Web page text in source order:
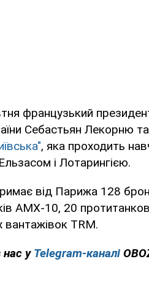
французький
Себастьян Лекорню
, яка проходить
і Лотарингією.
від Парижа 128
AMX-10, 20
вантажівок TRM.
нас у Telegram-каналі